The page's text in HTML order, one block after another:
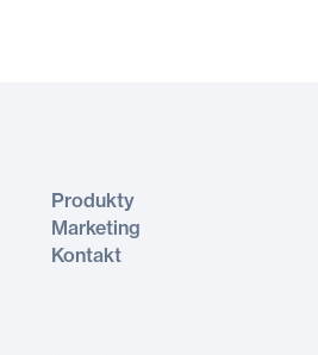
Produkty
Marketing
Kontakt